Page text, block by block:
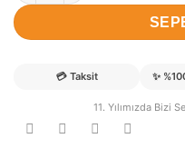
💳 Taksit ✨
11. Yılımızda Bizi